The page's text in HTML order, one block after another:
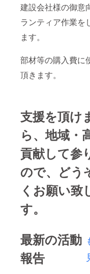
建設会社様の御意
ランティア作業を
ます。
部材等の購入費に
頂きます。
支援を頂け
ら、地域・
貢献して参
ので、どう
くお願い致
す。
最新の活動
報告